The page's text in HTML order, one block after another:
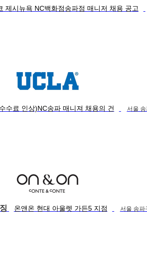
제시뉴욕 NC백화점송파점 매니저 채용 공고
수료 인상)NC송파 매니져 채용의 건 서울 송
온앤온 현대 아울렛 가든5 지점 서울 송파